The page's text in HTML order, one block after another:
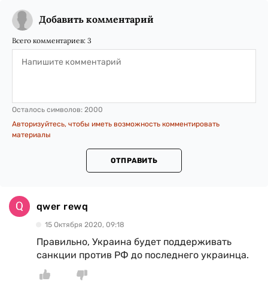
Добавить комментарий
Всего комментариев: 3
Осталось символов: 2000
Авторизуйтесь, чтобы иметь возможность комментировать
материалы
ОТПРАВИТЬ
qwer rewq
15 Октября 2020, 09:18
Правильно, Украина будет поддерживать
санкции против РФ до последнего украинца.